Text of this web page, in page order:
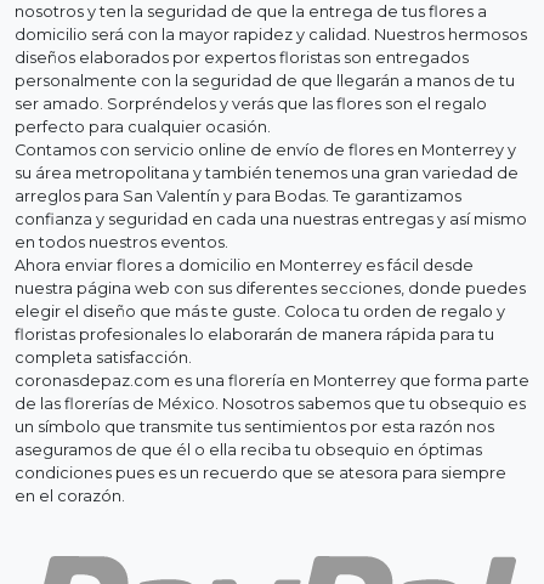
nosotros y ten la seguridad de que la entrega de tus flores a
domicilio será con la mayor rapidez y calidad. Nuestros hermosos
diseños elaborados por expertos floristas son entregados
personalmente con la seguridad de que llegarán a manos de tu
ser amado. Sorpréndelos y verás que las flores son el regalo
perfecto para cualquier ocasión.
Contamos con servicio online de envío de flores en Monterrey y
su área metropolitana y también tenemos una gran variedad de
arreglos para San Valentín y para Bodas. Te garantizamos
confianza y seguridad en cada una nuestras entregas y así mismo
en todos nuestros eventos.
Ahora enviar flores a domicilio en Monterrey es fácil desde
nuestra página web con sus diferentes secciones, donde puedes
elegir el diseño que más te guste. Coloca tu orden de regalo y
floristas profesionales lo elaborarán de manera rápida para tu
completa satisfacción.
coronasdepaz.com es una florería en Monterrey que forma parte
de las florerías de México. Nosotros sabemos que tu obsequio es
un símbolo que transmite tus sentimientos por esta razón nos
aseguramos de que él o ella reciba tu obsequio en óptimas
condiciones pues es un recuerdo que se atesora para siempre
en el corazón.